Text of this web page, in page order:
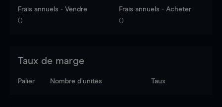
Frais annuels - Vendre
0
Frais annuels - Acheter
0
Taux de marge
Palier Nombre d’unités Taux